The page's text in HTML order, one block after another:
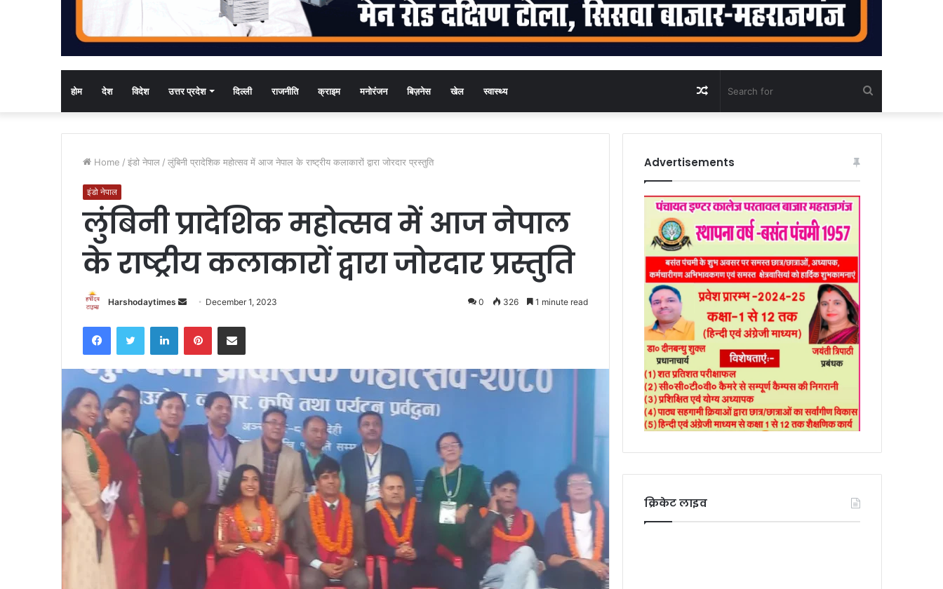
होम देश विदेश उत्तर प्रदेश दिल्ली राजनीति क्राइम मनोरंजन बिज़नेस खेल स्वास्थ्य
for
Random
Article
Home / इंडो नेपाल / लुंबिनी प्रादेशिक महोत्सव में आज नेपाल के राष्ट्रीय कलाकारों द्वारा जोरदार प्रस्तुति
इंडो नेपाल
लुंबिनी प्रादेशिक महोत्सव में आज नेपाल
के राष्ट्रीय कलाकारों द्वारा जोरदार प्रस्तुति
Harshodaytimes
Send
email
December 1, 2023 0 326 1 minute read
FacebookTwitter LinkedInPinterestShare via Email
Advertisements
क्रिकेट लाइव